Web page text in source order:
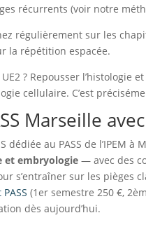
récurrents (voir notre
régulièrement sur les
la répétition espacée.
? Repousser l’histologie
cellulaire. C’est
Marseille
dédiée au PASS de l’IPEM
et embryologie — avec des
s’entraîner sur les pièges
(1er semestre 250 €,
dès aujourd’hui.